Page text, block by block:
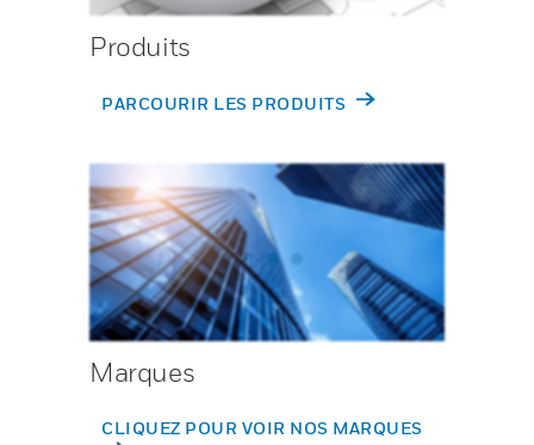
Produits
PARCOURIR LES PRODUITS
Marques
CLIQUEZ POUR VOIR NOS MARQUES